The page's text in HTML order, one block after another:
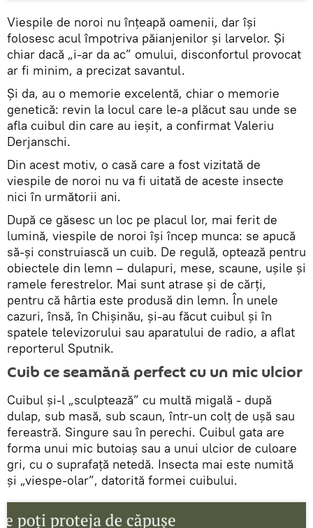
Viespile de noroi nu înțeapă oamenii, dar își
folosesc acul împotriva păianjenilor și larvelor. Și
chiar dacă „i-ar da ac” omului, disconfortul provocat
ar fi minim, a precizat savantul.
Și da, au o memorie excelentă, chiar o memorie
genetică: revin la locul care le-a plăcut sau unde se
afla cuibul din care au ieșit, a confirmat Valeriu
Derjanschi.
Din acest motiv, o casă care a fost vizitată de
viespile de noroi nu va fi uitată de aceste insecte
nici în următorii ani.
După ce găsesc un loc pe placul lor, mai ferit de
lumină, viespile de noroi își încep munca: se apucă
să-și construiască un cuib. De regulă, optează pentru
obiectele din lemn – dulapuri, mese, scaune, ușile și
ramele ferestrelor. Mai sunt atrase și de cărți,
pentru că hârtia este produsă din lemn. În unele
cazuri, însă, în Chișinău, și-au făcut cuibul și în
spatele televizorului sau aparatului de radio, a aflat
reporterul Sputnik.
Cuib ce seamănă perfect cu un mic ulcior
Cuibul și-l „sculptează” cu multă migală - după
dulap, sub masă, sub scaun, într-un colț de ușă sau
fereastră. Singure sau în perechi. Cuibul gata are
forma unui mic butoiaș sau a unui ulcior de culoare
gri, cu o suprafață netedă. Insecta mai este numită
și „viespe-olar”, datorită formei cuibului.